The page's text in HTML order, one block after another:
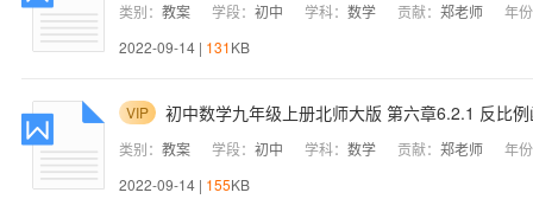
类别： 教案 学段： 初中 学科： 数学 贡献： 郑老师
年
2022-09-14 | 131KB
VIP 初中数学九年级上册北师大版 第六章6.2.1 反比
类别： 教案 学段： 初中 学科： 数学 贡献： 郑老师
年
2022-09-14 | 155KB